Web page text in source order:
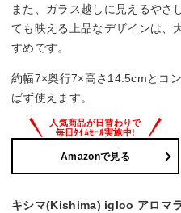
また、ガラス越しに見えるやさ
ても映える上品なデザインは、
すめです。
約幅7×奥行7×高さ14.5cmとコ
ばず使えます。
Amazonで見る
キシマ(Kishima) igloo アロマ